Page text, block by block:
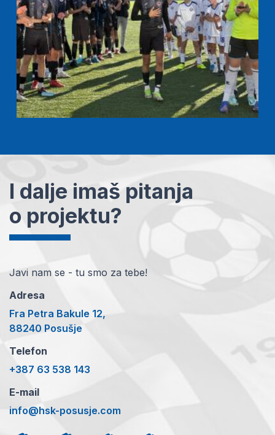
I dalje imaš pitanja
o projektu?
Javi nam se - tu smo za tebe!
Adresa
Fra Petra Bakule 12,
88240 Posušje
Telefon
+387 63 538 143
E-mail
info@hsk-posusje.com